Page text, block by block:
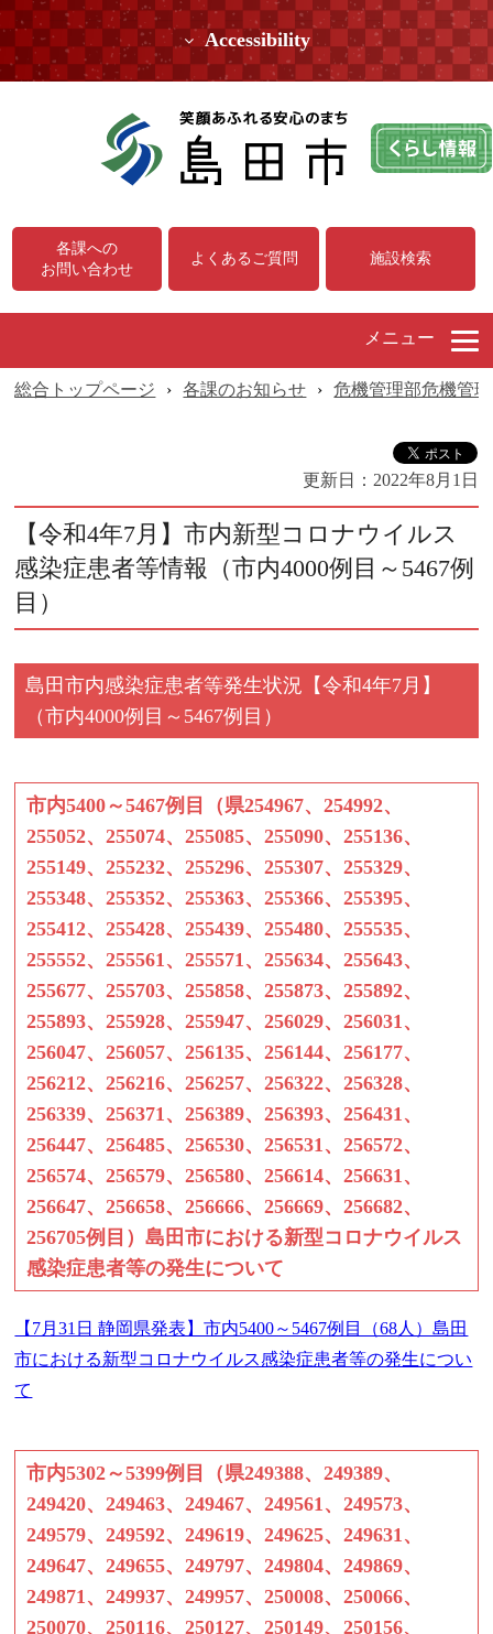
Accessibility
各課への
お問い合わせ
よくあるご質問 施設検索
メニュー
総合トップページ › 各課のお知らせ › 危機管理部危機管
更新日： 2022年8月1日
【令和4年7月】市内新型コロナウイルス
感染症患者等情報（市内4000例目～5467例
目）
島田市内感染症患者等発生状況【令和4年7月】
（市内4000例目～5467例目）
市内5400～5467例目（県254967、254992、
255052、255074、255085、255090、255136、
255149、255232、255296、255307、255329、
255348、255352、255363、255366、255395、
255412、255428、255439、255480、255535、
255552、255561、255571、255634、255643、
255677、255703、255858、255873、255892、
255893、255928、255947、256029、256031、
256047、256057、256135、256144、256177、
256212、256216、256257、256322、256328、
256339、256371、256389、256393、256431、
256447、256485、256530、256531、256572、
256574、256579、256580、256614、256631、
256647、256658、256666、256669、256682、
256705例目）島田市における新型コロナウイルス
感染症患者等の発生について
【7月31日 静岡県発表】市内5400～5467例目（68人）島田
市における新型コロナウイルス感染症患者等の発生につい
て
市内5302～5399例目（県249388、249389、
249420、249463、249467、249561、249573、
249579、249592、249619、249625、249631、
249647、249655、249797、249804、249869、
249871、249937、249957、250008、250066、
250070、250116、250127、250149、250156、